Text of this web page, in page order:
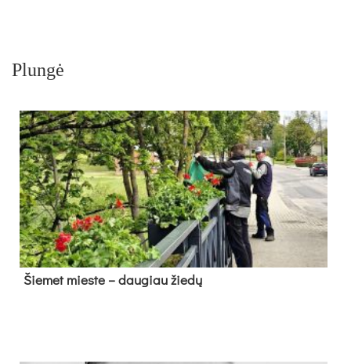
Plungė
Šie­met mies­te – dau­giau žie­dų